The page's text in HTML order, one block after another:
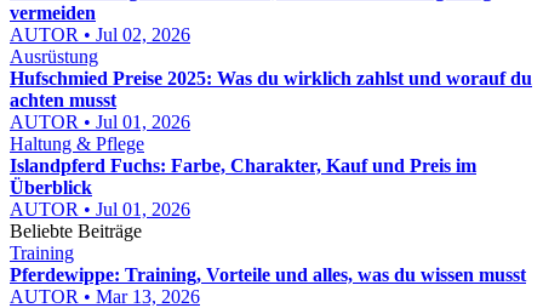
vermeiden
AUTOR • Jul 02, 2026
Ausrüstung
Hufschmied Preise 2025: Was du wirklich zahlst und worauf du
achten musst
AUTOR • Jul 01, 2026
Haltung & Pflege
Islandpferd Fuchs: Farbe, Charakter, Kauf und Preis im
Überblick
AUTOR • Jul 01, 2026
Beliebte Beiträge
Training
Pferdewippe: Training, Vorteile und alles, was du wissen musst
AUTOR • Mar 13, 2026